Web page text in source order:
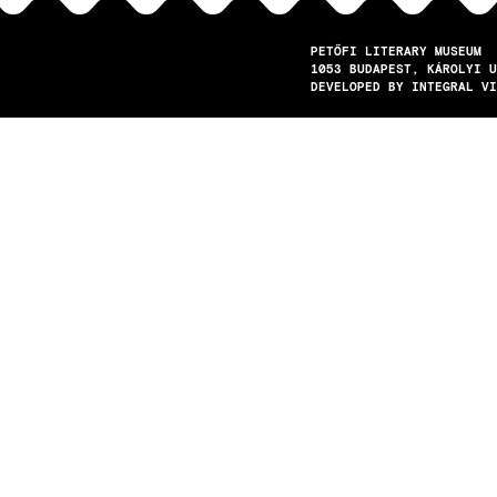
PETŐFI LITERARY MUSEUM
1053
BUDAPEST
KÁROLYI
DEVELOPED BY INTEGRAL